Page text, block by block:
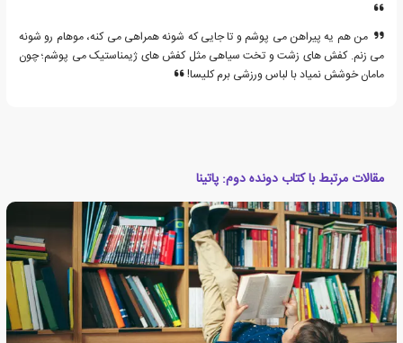
من هم یه پیراهن می پوشم و تا جایی که شونه همراهی می کنه، موهام رو شونه
می زنم. کفش های زشت و تخت سیاهی مثل کفش های ژیمناستیک می پوشم؛ چون
مامان خوشش نمیاد با لباس ورزشی برم کلیسا!
مقالات مرتبط با کتاب دونده دوم: پاتینا